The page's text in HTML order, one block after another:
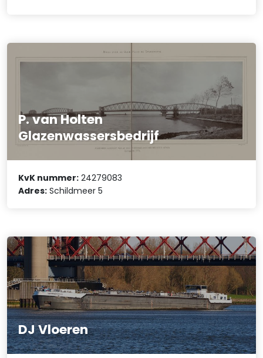
P. van Holten
Glazenwassersbedrijf
KvK nummer: 24279083
Adres: Schildmeer 5
DJ Vloeren